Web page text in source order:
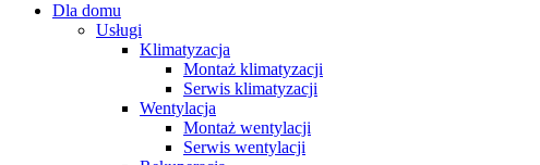
Dla domu
Usługi
Klimatyzacja
Montaż klimatyzacji
Serwis klimatyzacji
Wentylacja
Montaż wentylacji
Serwis wentylacji